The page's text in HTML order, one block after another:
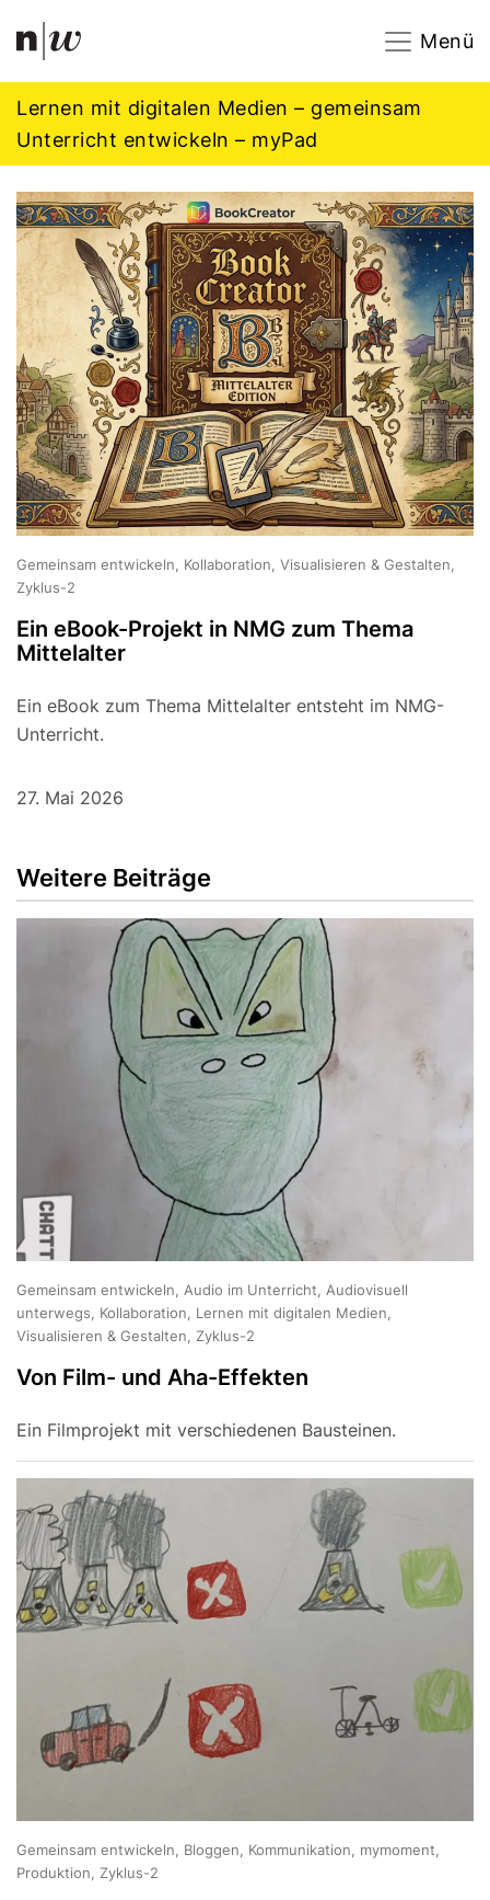
Navigation
Menü
Lernen mit digitalen Medien – gemeinsam
Unterricht entwickeln – myPad
Gemeinsam entwickeln, Kollaboration, Visualisieren & Gestalten,
Zyklus-2
Ein eBook-Projekt in NMG zum Thema
Mittelalter
Ein eBook zum Thema Mittelalter entsteht im NMG-
Unterricht.
27. Mai 2026
Weitere Beiträge
Gemeinsam entwickeln, Audio im Unterricht, Audiovisuell
unterwegs, Kollaboration, Lernen mit digitalen Medien,
Visualisieren & Gestalten, Zyklus-2
Von Film- und Aha-Effekten
Ein Filmprojekt mit verschiedenen Bausteinen.
Gemeinsam entwickeln, Bloggen, Kommunikation, mymoment,
Produktion, Zyklus-2
Footer